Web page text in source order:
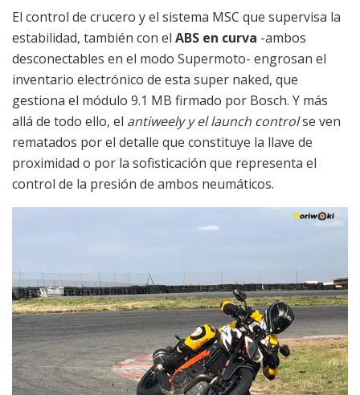
El control de crucero y el sistema MSC que supervisa la
estabilidad, también con el ABS en curva -ambos
desconectables en el modo Supermoto- engrosan el
inventario electrónico de esta super naked, que
gestiona el módulo 9.1 MB firmado por Bosch. Y más
allá de todo ello, el antiweely y el launch controlse ven
rematados por el detalle que constituye la llave de
proximidad o por la sofisticación que representa el
control de la presión de ambos neumáticos.